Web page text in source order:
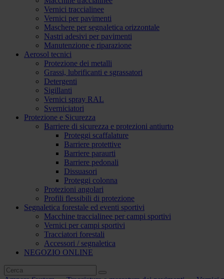
Vernici traccialinee
Vernici per pavimenti
Maschere per segnaletica orizzontale
Nastri adesivi per pavimenti
Manutenzione e riparazione
Aerosol tecnici
Protezione dei metalli
Grassi, lubrificanti e sgrassatori
Detergenti
Sigillanti
Vernici spray RAL
Sverniciatori
Protezione e Sicurezza
Barriere di sicurezza e protezioni antiurto
Proteggi scaffalature
Barriere protettive
Barriere paraurti
Barriere pedonali
Dissuasori
Proteggi colonna
Protezioni angolari
Profili flessibili di protezione
Segnaletica forestale ed eventi sportivi
Macchine traccialinee per campi sportivi
Vernici per campi sportivi
Tracciatori forestali
Accessori / segnaletica
NEGOZIO ONLINE